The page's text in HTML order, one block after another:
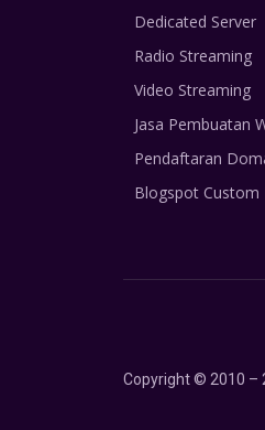
Dedicated Server
Radio Streaming
Video Streaming
Jasa Pembuatan
Pendaftaran
Blogspot Custom
Copyright © 2010 –